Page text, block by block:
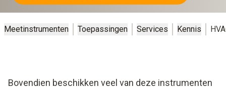
Meetinstrumenten Toepassingen Services Kennis
Bovendien beschikken veel van deze instrumenten